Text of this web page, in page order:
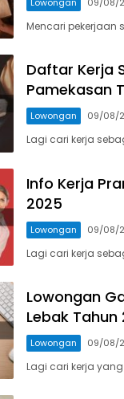
Mencari pekerjaan
Daftar Kerja
Pamekasan
Lowongan 09/08/
Lagi cari kerja
Info Kerja
2025
Lowongan 09/08/
Lagi cari kerja
Lowongan
Lebak Tahun
Lowongan 09/08/
Lagi cari kerja